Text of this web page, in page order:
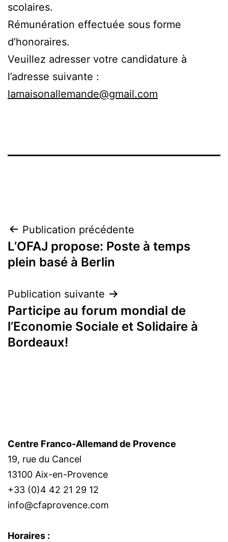
scolaires.
Rémunération effectuée sous forme
d’honoraires.
Veuillez adresser votre candidature à
l’adresse suivante :
lamaisonallemande@gmail.com
Navigation
de
Publication précédente
L’OFAJ propose: Poste à temps
plein basé à Berlin
Publication suivante
Participe au forum mondial de
l’Economie Sociale et Solidaire à
Bordeaux!
Centre Franco-Allemand de Provence
19, rue du Cancel
13100 Aix-en-Provence
+33 (0)4 42 21 29 12
info@cfaprovence.com
Horaires :